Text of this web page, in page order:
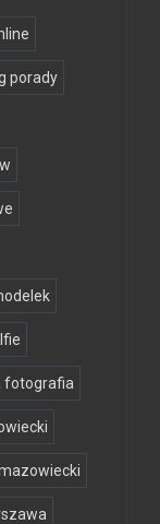
porady
fotografia